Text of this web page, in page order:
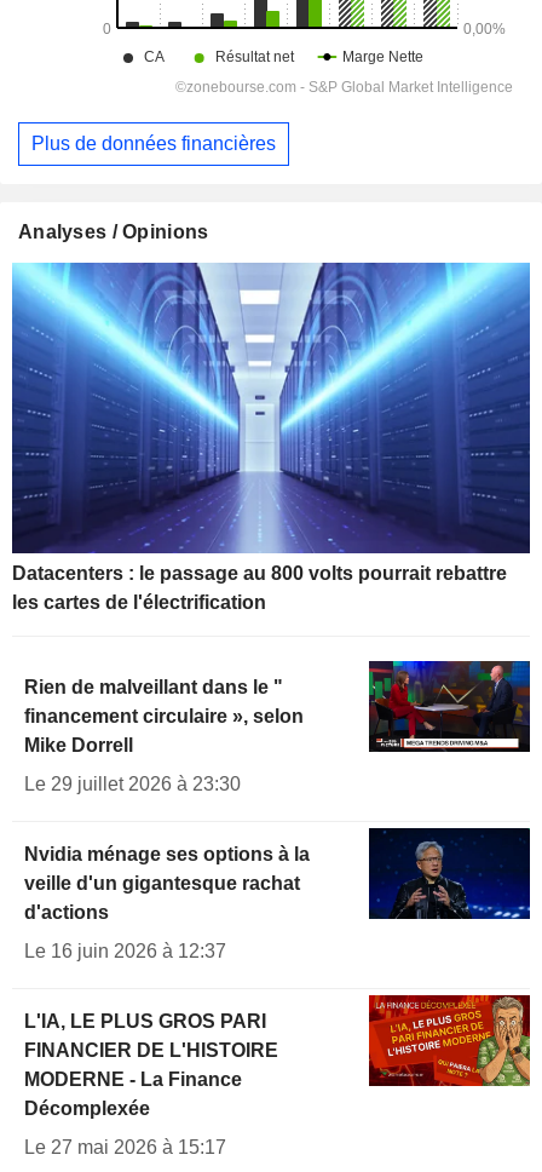
Plus de données financières
Analyses / Opinions
Datacenters : le passage au 800 volts pourrait rebattre
les cartes de l'électrification
Rien de malveillant dans le "
financement circulaire », selon
Mike Dorrell
Le 29 juillet 2026 à 23:30
Nvidia ménage ses options à la
veille d'un gigantesque rachat
d'actions
Le 16 juin 2026 à 12:37
L'IA, LE PLUS GROS PARI
FINANCIER DE L'HISTOIRE
MODERNE - La Finance
Décomplexée
Le 27 mai 2026 à 15:17